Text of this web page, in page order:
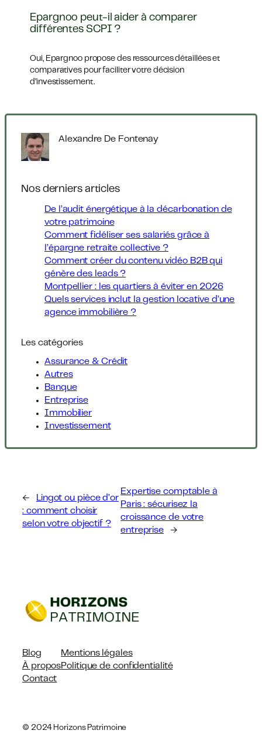
Epargnoo peut-il aider à comparer
différentes SCPI ?
Oui, Epargnoo propose des ressources détaillées et
comparatives pour faciliter votre décision
d’investissement.
Alexandre De Fontenay
Nos derniers articles
De l’audit énergétique à la décarbonation de
votre patrimoine
Comment fidéliser ses salariés grâce à
l’épargne retraite collective ?
Comment créer du contenu vidéo B2B qui
génère des leads ?
Montpellier : les quartiers à éviter en 2026
Quels services inclut la gestion locative d’une
agence immobilière ?
Les catégories
Assurance & Crédit
Autres
Banque
Entreprise
Immobilier
Investissement
←
Lingot ou pièce d’or
: comment choisir
selon votre objectif ?
Expertise comptable à
Paris : sécurisez la
croissance de votre
entreprise
→
Blog
À propos
Contact
Mentions légales
Politique de confidentialité
© 2024 Horizons Patrimoine